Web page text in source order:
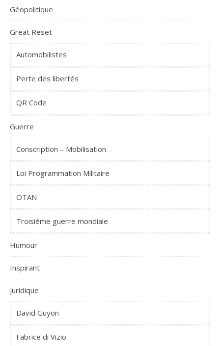
Géopolitique
Great Reset
Automobilistes
Perte des libertés
QR Code
Guerre
Conscription – Mobilisation
Loi Programmation Militaire
OTAN
Troisième guerre mondiale
Humour
Inspirant
Juridique
David Guyon
Fabrice di Vizio